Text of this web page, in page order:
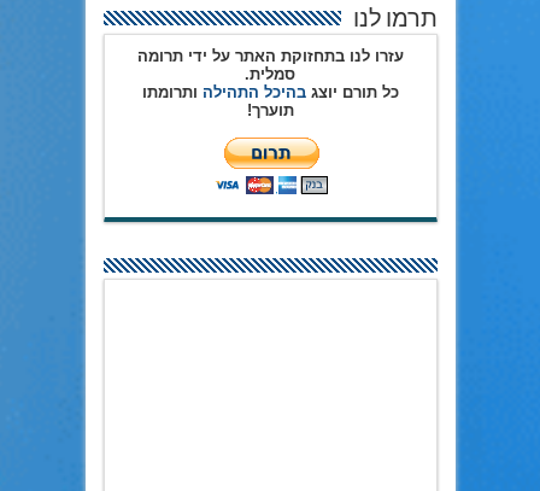
תרמו לנו
עזרו לנו בתחזוקת האתר על ידי תרומה
סמלית.
כל תורם יוצגבהיכל התהילה ותרומתו
תוערך!